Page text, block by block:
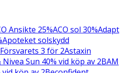
Ansikte 25%ACO sol 30%Adapt
Apoteket solskydd
3 för 2Astaxin
Sun 40% vid köp av 2BAM